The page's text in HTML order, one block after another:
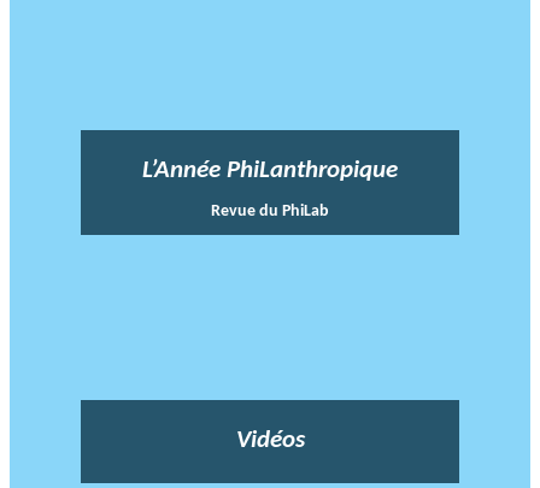
L’Année PhiLanthropique
Revue du PhiLab
Vidéos